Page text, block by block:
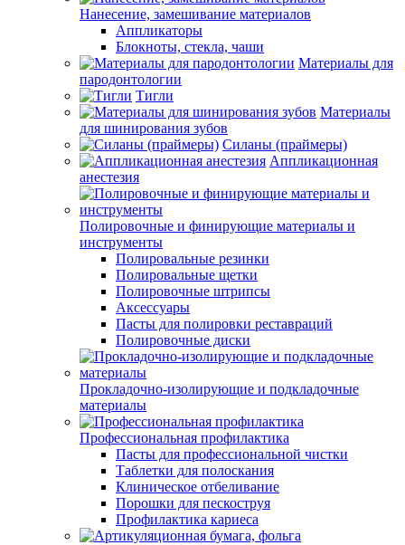
Нанесение, замешивание материалов
Аппликаторы
Блокноты, стекла, чаши
Материалы для
пародонтологии
Тигли
Материалы
для шинирования зубов
Силаны (праймеры)
Аппликационная
анестезия
Полировочные и финирующие материалы и
инструменты
Полировальные резинки
Полировальные щетки
Полировочные штрипсы
Аксессуары
Пасты для полировки реставраций
Полировочные диски
Прокладочно-изолирующие и подкладочные
материалы
Профессиональная профилактика
Пасты для профессиональной чистки
Таблетки для полоскания
Клиническое отбеливание
Порошки для пескоструя
Профилактика кариеса